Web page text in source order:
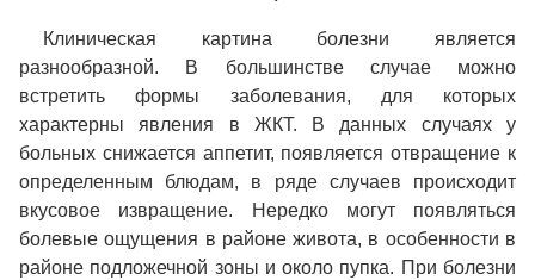
Клиническая картина болезни является
разнообразной. В большинстве случае можно
встретить формы заболевания, для которых
характерны явления в ЖКТ. В данных случаях у
больных снижается аппетит, появляется отвращение к
определенным блюдам, в ряде случаев происходит
вкусовое извращение. Нередко могут появляться
болевые ощущения в районе живота, в особенности в
районе подложечной зоны и около пупка. При болезни